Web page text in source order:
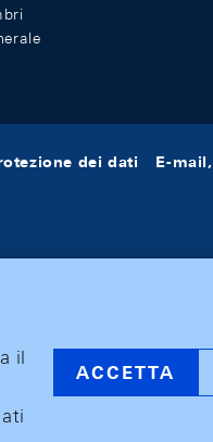
dei dati E-
il
ACCETTA